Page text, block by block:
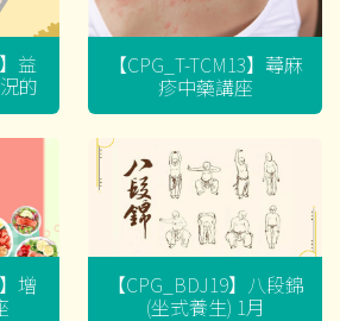
益
的
【CPG_T-TCM13】蕁麻
疹中藥講座
增 【CPG_BDJ19】八段錦
(坐式養生) 1月